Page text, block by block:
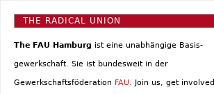
THE RADICAL UNION
The FAU Hamburg ist eine un­abhängige Basis­
gewerkschaft. Sie ist bundesweit in der
Gewerkschaftsföderation FAU. Join us, get involved,